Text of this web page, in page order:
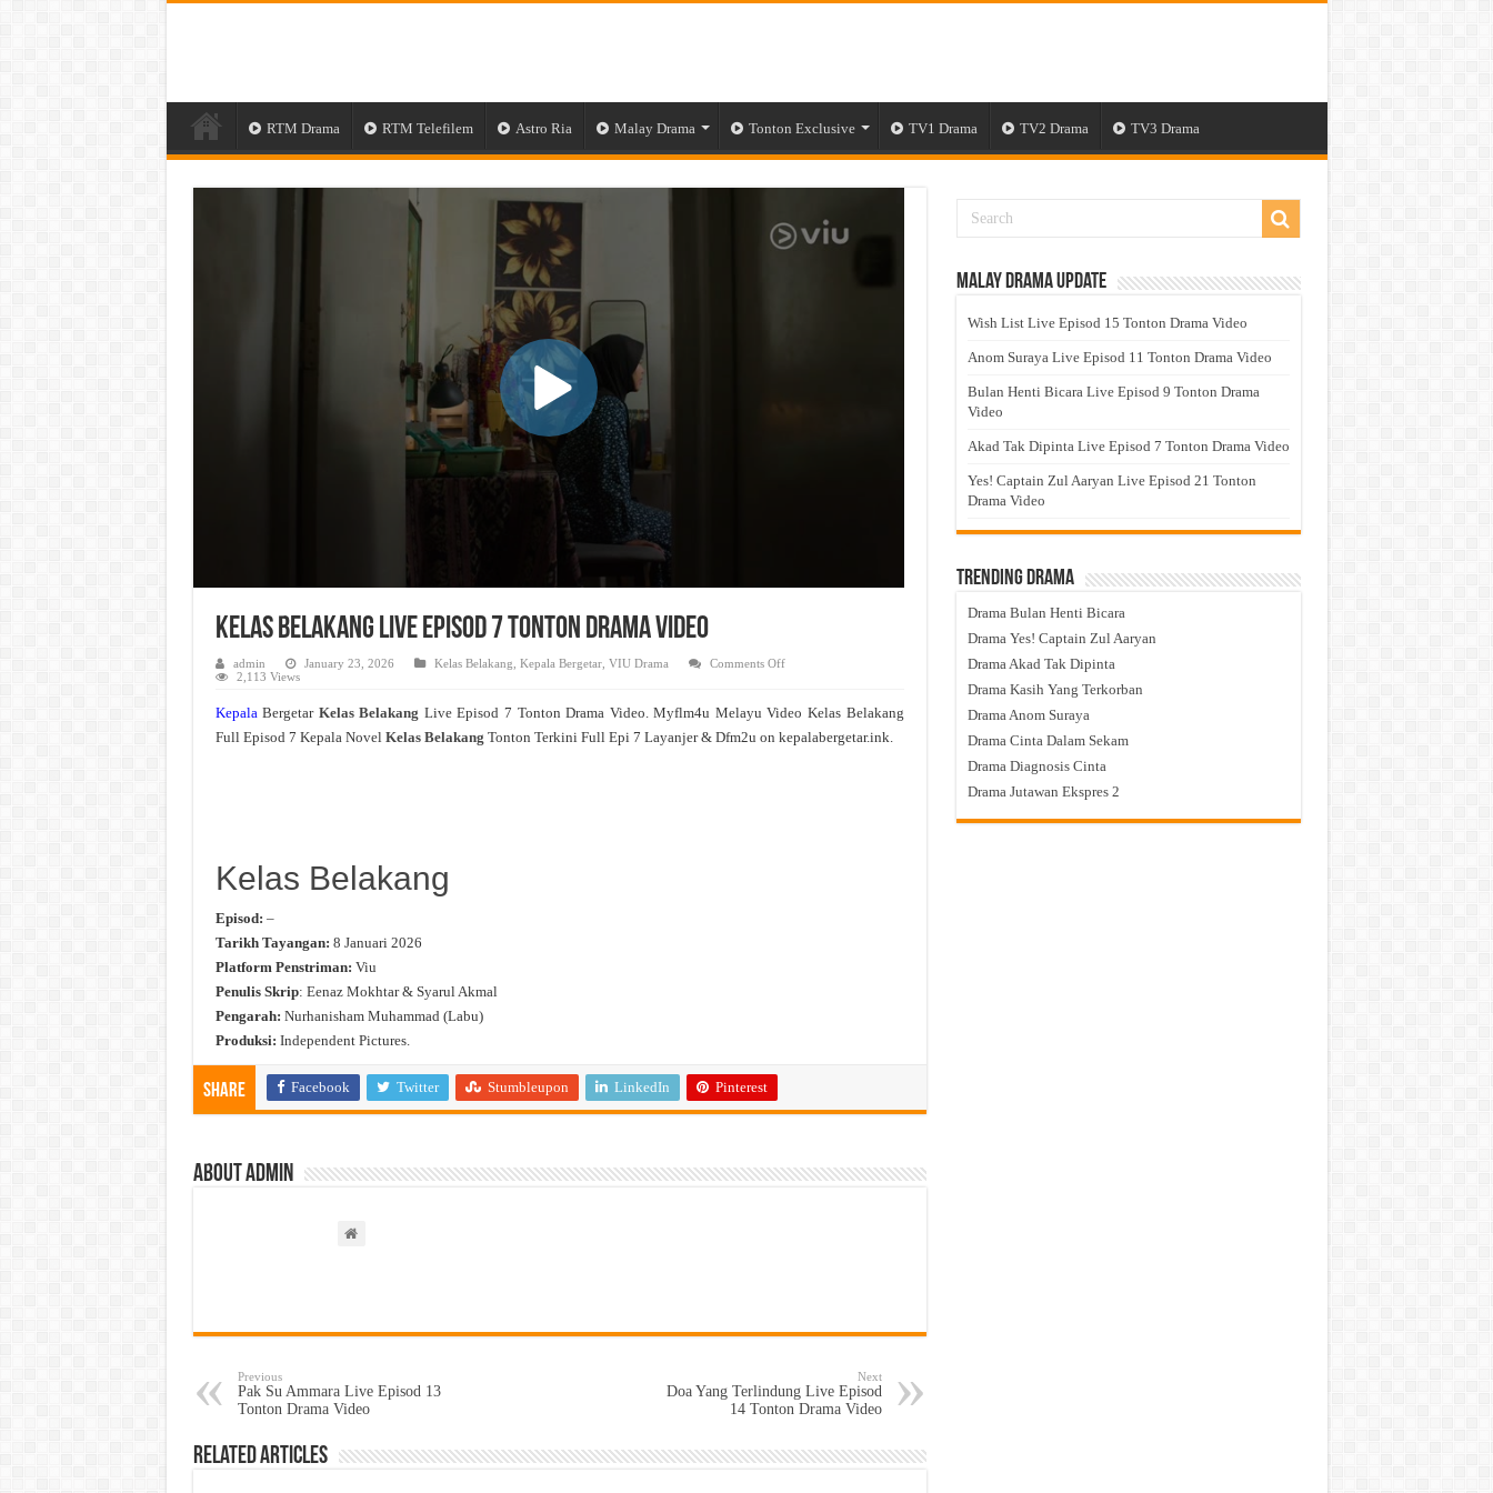
RTM Drama RTM Telefilem Astro Ria Malay Drama Tonton Exclusive TV1 Drama TV2 Drama TV3 Drama
Kelas Belakang Live Episod 7 Tonton Drama Video
admin January 23, 2026 Kelas Belakang Kepala Bergetar, VIU Drama Comments Offon
Episod
Tonton
2,113 Views
KepalaBergetar Kelas Belakang Live Episod 7 Tonton Drama Video. Myflm4u Melayu Video Kelas Belakang
Full Episod 7 Kepala NovelKelas Belakang Tonton Terkini Full Epi 7 Layanjer & Dfm2u on kepalabergetar.ink.
Kelas Belakang
Episod: –
Tarikh Tayangan: 8 Januari 2026
Platform Penstriman: Viu
Penulis Skrip: Eenaz Mokhtar & Syarul Akmal
Pengarah: Nurhanisham Muhammad (Labu)
Produksi: Independent Pictures.
Share Facebook Twitter Stumbleupon LinkedIn Pinterest
About admin
Previous
Pak Su Ammara Live Episod 13
Tonton Drama Video
Next
Doa Yang Terlindung Live Episod
14 Tonton Drama Video
Related Articles
Malay Drama Update
Wish List Live Episod 15 Tonton Drama Video
Anom Suraya Live Episod 11 Tonton Drama Video
Bulan Henti Bicara Live Episod 9 Tonton Drama
Video
Akad Tak Dipinta Live Episod 7 Tonton Drama Video
Yes! Captain Zul Aaryan Live Episod 21 Tonton
Drama Video
Trending Drama
Drama Bulan Henti Bicara
Drama Yes! Captain Zul Aaryan
Drama Akad Tak Dipinta
Drama Kasih Yang Terkorban
Drama Anom Suraya
Drama Cinta Dalam Sekam
Drama Diagnosis Cinta
Drama Jutawan Ekspres 2